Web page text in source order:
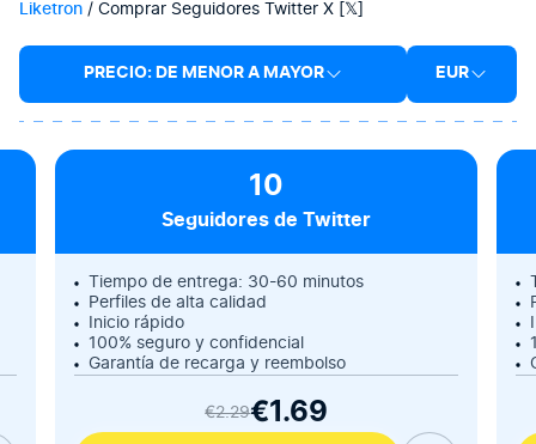
Liketron / Comprar Seguidores Twitter X [𝕏]
PRECIO: DE MENOR A MAYOR EUR
10
Seguidores de Twitter
Tiempo de entrega: 30-60 minutos
Perfiles de alta calidad
Inicio rápido
100% seguro y confidencial
Garantía de recarga y reembolso
€2.29€1.69